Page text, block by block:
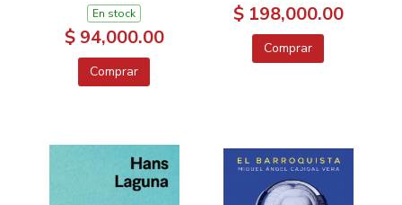
En stock
$ 94,000.00
Comprar
$ 198,000.00
Comprar